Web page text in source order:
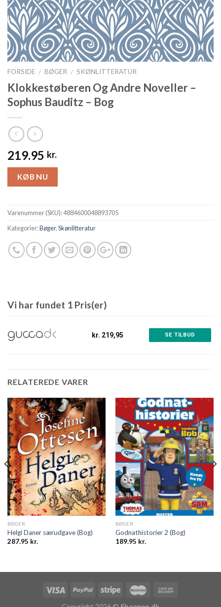
FORSIDE / BØGER / SKØNLITTERATUR
Klokkestøberen Og Andre Noveller –
Sophus Bauditz – Bog
219.95 kr.
KØB NU
Varenummer (SKU):4884600048893705
Kategorier:Bøger,Skønlitteratur
Vi har fundet 1 Pris(er)
kr. 219,95 SE TILBUD
RELATEREDE VARER
BØGER
Helgi Daner særudgave (Bog)
287.95 kr.
BØGER
Godnathistorier 2 (Bog)
189.95 kr.